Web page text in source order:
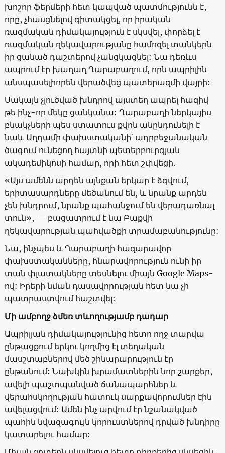
խոշոր ֆերմերի հետ կապված պատմությունն է,
որը, չհասցնելով գիտակցել, որ իրական
ռազմական դիմակայություն է սկսվել, փորձել է
ռազմական ղեկավարությանը համոզել տանկերն
իր ցանած դաշտերով չանցկացնել: Նա դեռևս
ապրում էր խաղաղ Ղարաբաղում, որն ապրիլին
անսպասելիորեն վերածվեց պատերազմի վայրի:
Սակայն չլուծված խնդրով այստեղ ապրել հազիվ
թե ինչ-որ մեկը ցանկանա: Ղարաբաղի ներկայիս
բնակչների պես ստատուս քվոն անընդունելի է
նաև Աղդամի փախստականի՝ ադրբեջանական
ծագում ունեցող հայտնի պետերբուրգյան
ակադեմիկոսի համար, որի հետ շփվեցի.
«Այս ամենն արդեն այնքան երկար է ձգվում,
երիտասարդները մեծանում են, և նրանք արդեն
չեն խնդրում, նրանք պահանջում են վերադառնալ
տուն», — բացատրում է նա Բաքվի
ղեկավարության պահվածքի տրամաբանությունը:
Նա, ինչպես և Ղարաբաղի հազարավոր
փախստականները, հնարավորություն ունի իր
տան փլատակները տեսնելու միայն Google Maps-
ով: Իրերի նման դասավորության հետ նա չի
պատրաստվում հաշտվել:
Մի ամբողջ ձմեռ տևողությամբ դադար
Ապրիլյան դիմակայությունից հետո ողջ տարվա
ընթացքում երկու կողմից էլ տեղական
մասշտաբներով մեծ շինարարություն էր
ընթանում: Նախկին խրամատներին նոր շարքեր,
ավելի պաշտպանված ճանապարհներ և
վերահսկողության հատուկ սարքավորումներ էին
ավելացվում: Ամեն ինչ արվում էր նշանակված
պահին նվազագույն կորուստներով դրված խնդիրը
կատարելու համար: